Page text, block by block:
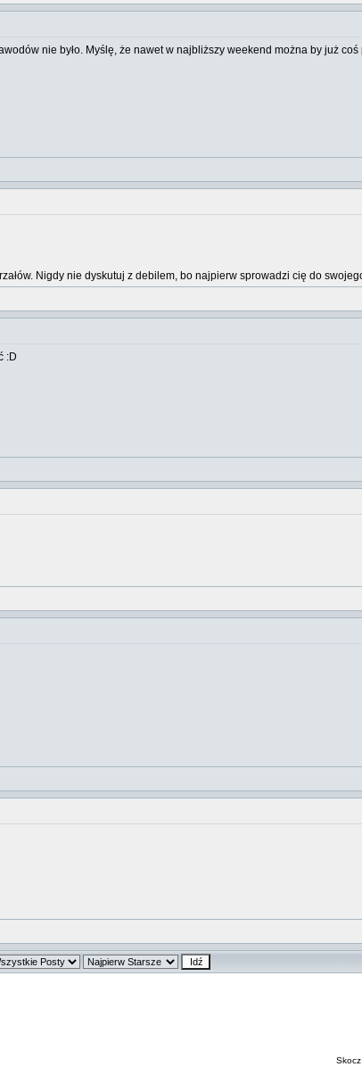
nie było. Myślę, że nawet w najbliższy weekend można by już
Nigdy nie dyskutuj z debilem, bo najpierw sprowadzi cię do
:D